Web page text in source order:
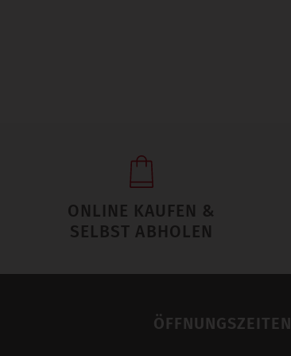
ONLINE KAUFEN &
SELBST ABHOLEN
ÖFFNUNGSZEITEN